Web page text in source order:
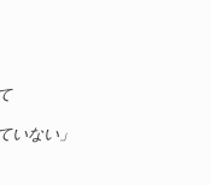
いない」